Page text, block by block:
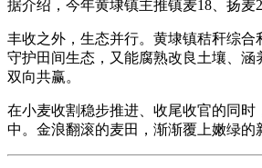
据介绍，今年黄埭镇主推镇麦18、扬麦
丰收之外，生态并行。黄埭镇秸秆综合
守护田间生态，又能腐熟改良土壤、
双向共赢。
在小麦收割稳步推进、收尾收官的同
中。金浪翻滚的麦田，渐渐覆上嫩绿的